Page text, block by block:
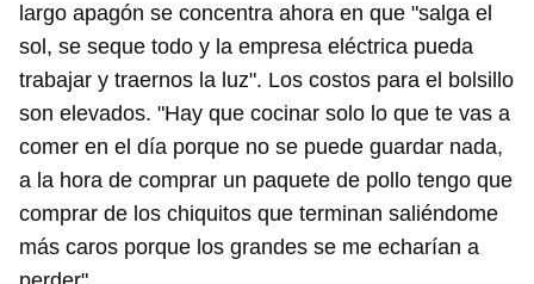
Guardar como favorito
Para poder guardar como favorito, primero has de
largo apagón se concentra ahora en que "salga el
sol, se seque todo y la empresa eléctrica pueda
trabajar y traernos la luz". Los costos para el bolsillo
son elevados. "Hay que cocinar solo lo que te vas a
comer en el día porque no se puede guardar nada,
a la hora de comprar un paquete de pollo tengo que
comprar de los chiquitos que terminan saliéndome
más caros porque los grandes se me echarían a